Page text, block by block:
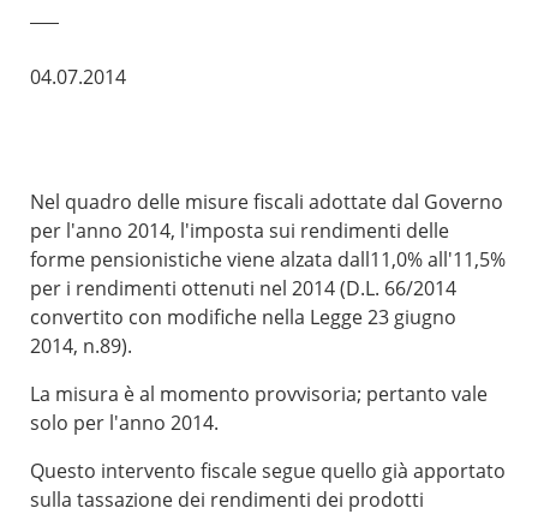
04.07.2014
Nel quadro delle misure fiscali adottate dal Governo
per l'anno 2014, l'imposta sui rendimenti delle
forme pensionistiche viene alzata dall11,0% all'11,5%
per i rendimenti ottenuti nel 2014 (D.L. 66/2014
convertito con modifiche nella Legge 23 giugno
2014, n.89).
La misura è al momento provvisoria; pertanto vale
solo per l'anno 2014.
Questo intervento fiscale segue quello già apportato
sulla tassazione dei rendimenti dei prodotti